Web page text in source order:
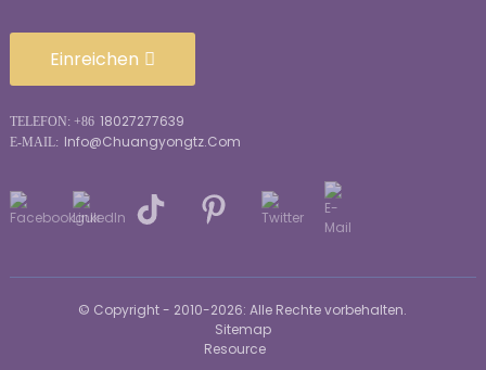
Einreichen
TELEFON: +86 18027277639
E-MAIL: Info@chuangyongtz.com
© Copyright - 2010-2026: Alle Rechte vorbehalten.
Sitemap
Resource